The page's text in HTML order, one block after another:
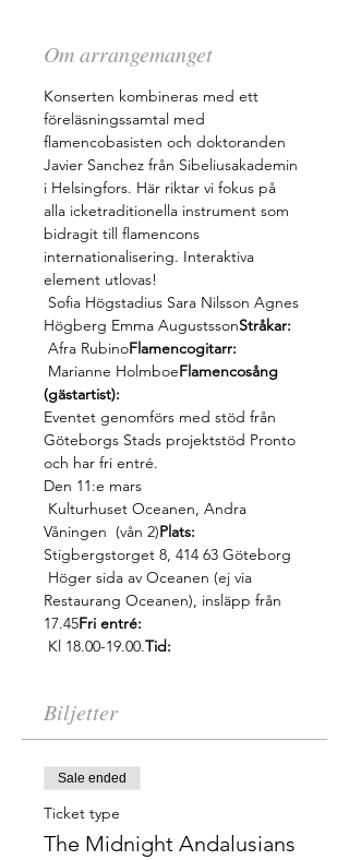
Om arrangemanget
Konserten kombineras med ett
föreläsningssamtal med
flamencobasisten och doktoranden
Javier Sanchez från Sibeliusakademin
i Helsingfors. Här riktar vi fokus på
alla icketraditionella instrument som
bidragit till flamencons
internationalisering. Interaktiva
element utlovas!
Högberg Emma AugustssonStråkar:
Afra RubinoFlamencogitarr:
Marianne HolmboeFlamencosång
(gästartist):
Eventet genomförs med stöd från
Göteborgs Stads projektstöd Pronto
och har fri entré.
Den 11:e mars
Våningen  (vån 2)Plats:
Stigbergstorget 8, 414 63 Göteborg
Restaurang Oceanen), insläpp från
17.45Fri entré:
Kl 18.00-19.00.Tid:
Biljetter
Sale ended
Ticket type
The Midnight Andalusians